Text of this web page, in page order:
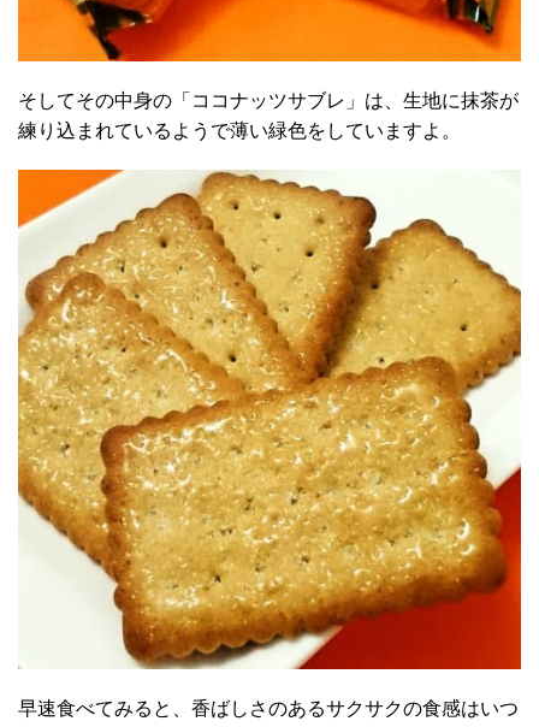
そしてその中身の「ココナッツサブレ」は、生地に抹茶が
練り込まれているようで薄い緑色をしていますよ。
早速食べてみると、香ばしさのあるサクサクの食感はいつ